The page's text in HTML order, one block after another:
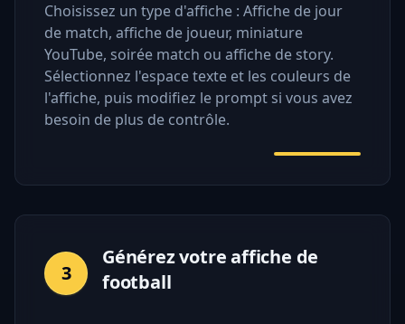
Choisissez un type d'affiche : Affiche de jour
de match, affiche de joueur, miniature
YouTube, soirée match ou affiche de story.
Sélectionnez l'espace texte et les couleurs de
l'affiche, puis modifiez le prompt si vous avez
besoin de plus de contrôle.
3
Générez votre affiche de
football